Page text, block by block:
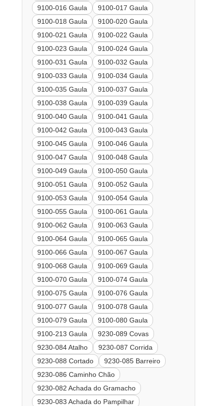
9100-016 Gaula
9100-017 Gaula
9100-018 Gaula
9100-020 Gaula
9100-021 Gaula
9100-022 Gaula
9100-023 Gaula
9100-024 Gaula
9100-031 Gaula
9100-032 Gaula
9100-033 Gaula
9100-034 Gaula
9100-035 Gaula
9100-037 Gaula
9100-038 Gaula
9100-039 Gaula
9100-040 Gaula
9100-041 Gaula
9100-042 Gaula
9100-043 Gaula
9100-045 Gaula
9100-046 Gaula
9100-047 Gaula
9100-048 Gaula
9100-049 Gaula
9100-050 Gaula
9100-051 Gaula
9100-052 Gaula
9100-053 Gaula
9100-054 Gaula
9100-055 Gaula
9100-061 Gaula
9100-062 Gaula
9100-063 Gaula
9100-064 Gaula
9100-065 Gaula
9100-066 Gaula
9100-067 Gaula
9100-068 Gaula
9100-069 Gaula
9100-070 Gaula
9100-074 Gaula
9100-075 Gaula
9100-076 Gaula
9100-077 Gaula
9100-078 Gaula
9100-079 Gaula
9100-080 Gaula
9100-213 Gaula
9230-089 Covas
9230-084 Atalho
9230-087 Corrida
9230-088 Cortado
9230-085 Barreiro
9230-086 Caminho Chão
9230-082 Achada do Gramacho
9230-083 Achada do Pampilhar